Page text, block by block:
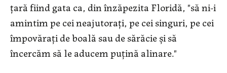
ţară fiind gata ca, din înzăpezita Floridă, "să ni-i
amintim pe cei neajutoraţi, pe cei singuri, pe cei
împovăraţi de boală sau de sărăcie şi să
încercăm să le aducem puţină alinare."